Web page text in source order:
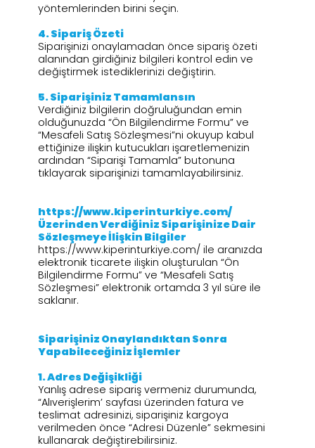
yöntemlerinden birini seçin.
4.⁠ ⁠Sipariş Özeti
Siparişinizi onaylamadan önce sipariş özeti
alanından girdiğiniz bilgileri kontrol edin ve
değiştirmek istediklerinizi değiştirin.
5.⁠ ⁠Siparişiniz Tamamlansın
Verdiğiniz bilgilerin doğruluğundan emin
olduğunuzda “Ön Bilgilendirme Formu” ve
“Mesafeli Satış Sözleşmesi”ni okuyup kabul
ettiğinize ilişkin kutucukları işaretlemenizin
ardından “Siparişi Tamamla” butonuna
tıklayarak siparişinizi tamamlayabilirsiniz.
https://www.kiperinturkiye.com/
Üzerinden Verdiğiniz Siparişinize Dair
Sözleşmeye İlişkin Bilgiler
https://www.kiperinturkiye.com/ ile aranızda
elektronik ticarete ilişkin oluşturulan “Ön
Bilgilendirme Formu” ve “Mesafeli Satış
Sözleşmesi” elektronik ortamda 3 yıl süre ile
saklanır.
Siparişiniz Onaylandıktan Sonra
Yapabileceğiniz İşlemler
1.⁠ ⁠Adres Değişikliği
Yanlış adrese sipariş vermeniz durumunda,
“Alıverişlerim’ sayfası üzerinden fatura ve
teslimat adresinizi, siparişiniz kargoya
verilmeden önce “Adresi Düzenle” sekmesini
kullanarak değiştirebilirsiniz.